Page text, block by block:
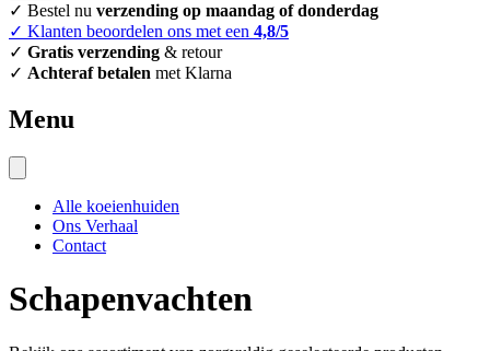
✓ Bestel nu verzending op maandag of donderdag
✓ Klanten beoordelen ons met een 4,8/5
✓ Gratis verzending & retour
✓ Achteraf betalen met Klarna
Menu
Alle koeienhuiden
Ons Verhaal
Contact
Schapenvachten